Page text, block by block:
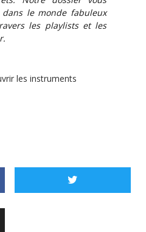
le monde fabuleux
les playlists et les
les instruments